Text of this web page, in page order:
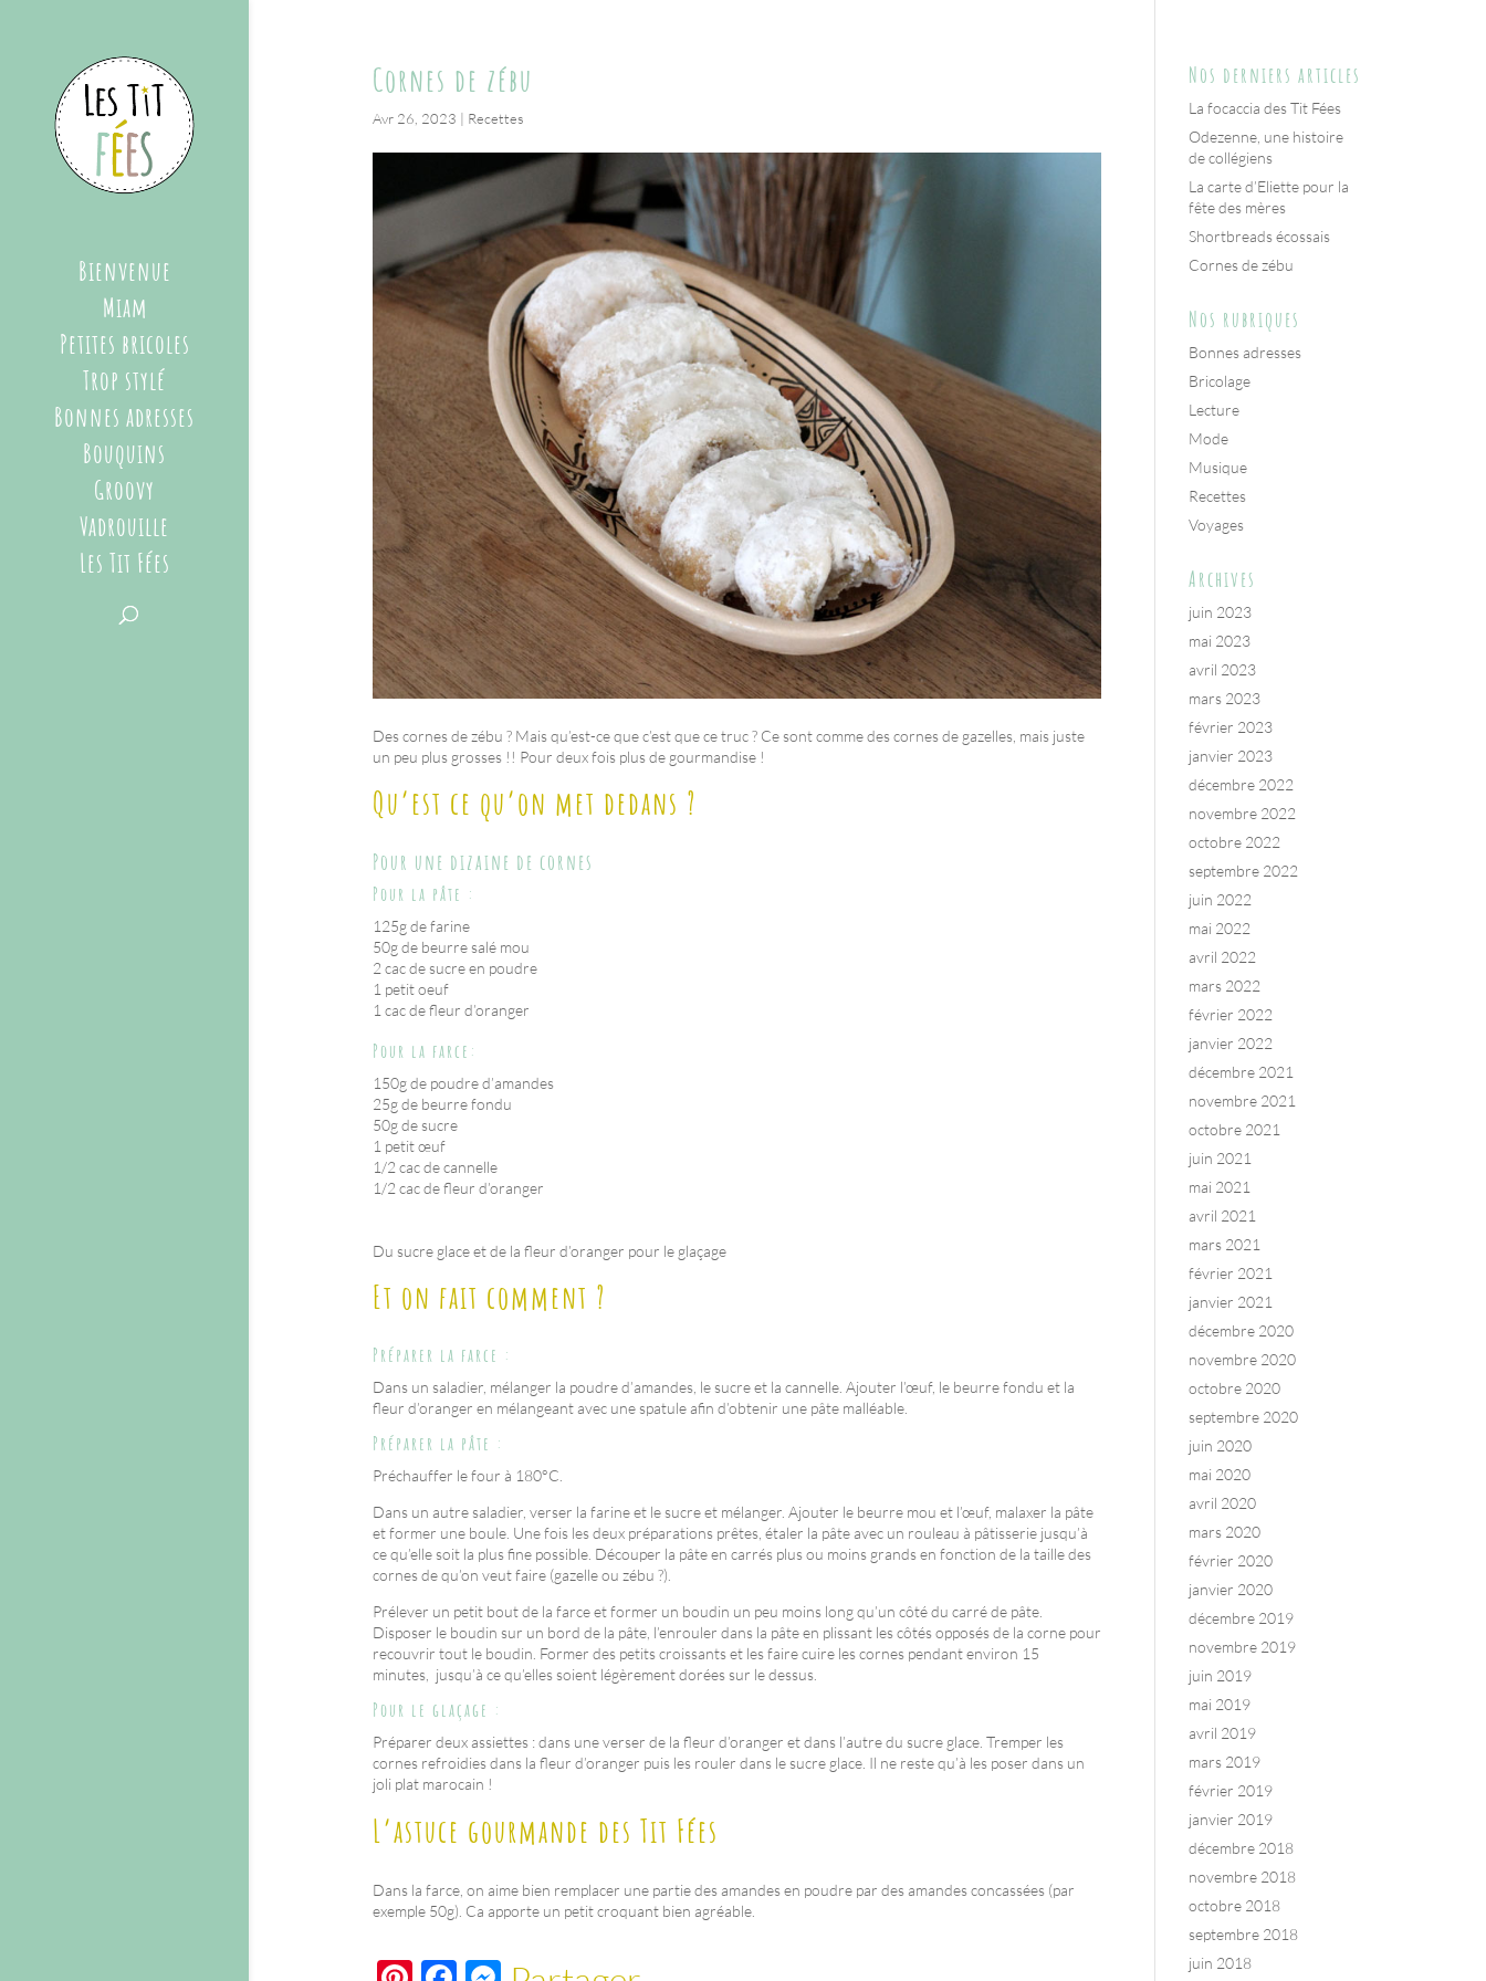
Bienvenue
Miam
Petites bricoles
Trop stylé
Bonnes adresses
Bouquins
Groovy
Vadrouille
Les Tit Fées
Cornes de zébu
Avr 26, 2023 | Recettes
Des cornes de zébu ? Mais qu’est-ce que c’est que ce truc ? Ce sont comme des cornes de gazelles, mais juste
un peu plus grosses !! Pour deux fois plus de gourmandise !
Qu’est ce qu’on met dedans ?
Pour une dizaine de cornes
Pour la pâte :
125g de farine
50g de beurre salé mou
2 cac de sucre en poudre
1 petit oeuf
1 cac de fleur d’oranger
Pour la farce:
150g de poudre d’amandes
25g de beurre fondu
50g de sucre
1 petit œuf
1/2 cac de cannelle
1/2 cac de fleur d’oranger
Du sucre glace et de la fleur d’oranger pour le glaçage
Et on fait comment ?
Préparer la farce :
Dans un saladier, mélanger la poudre d’amandes, le sucre et la cannelle. Ajouter l’œuf, le beurre fondu et la
fleur d’oranger en mélangeant avec une spatule afin d’obtenir une pâte malléable.
Préparer la pâte :
Préchauffer le four à 180°C.
Dans un autre saladier, verser la farine et le sucre et mélanger. Ajouter le beurre mou et l’œuf, malaxer la pâte
et former une boule. Une fois les deux préparations prêtes, étaler la pâte avec un rouleau à pâtisserie jusqu’à
ce qu’elle soit la plus fine possible. Découper la pâte en carrés plus ou moins grands en fonction de la taille des
cornes de qu’on veut faire (gazelle ou zébu ?).
Prélever un petit bout de la farce et former un boudin un peu moins long qu’un côté du carré de pâte.
Disposer le boudin sur un bord de la pâte, l’enrouler dans la pâte en plissant les côtés opposés de la corne pour
recouvrir tout le boudin. Former des petits croissants et les faire cuire les cornes pendant environ 15
minutes, jusqu’à ce qu’elles soient légèrement dorées sur le dessus.
Pour le glaçage :
Préparer deux assiettes : dans une verser de la fleur d’oranger et dans l’autre du sucre glace. Tremper les
cornes refroidies dans la fleur d’oranger puis les rouler dans le sucre glace. Il ne reste qu’à les poser dans un
joli plat marocain !
L’astuce gourmande des Tit Fées
Dans la farce, on aime bien remplacer une partie des amandes en poudre par des amandes concassées (par
exemple 50g). Ca apporte un petit croquant bien agréable.
Nos derniers articles
La focaccia des Tit Fées
Odezenne, une histoire
de collégiens
La carte d’Eliette pour la
fête des mères
Shortbreads écossais
Cornes de zébu
Nos rubriques
Bonnes adresses
Bricolage
Lecture
Mode
Musique
Recettes
Voyages
Archives
juin 2023
mai 2023
avril 2023
mars 2023
février 2023
janvier 2023
décembre 2022
novembre 2022
octobre 2022
septembre 2022
juin 2022
mai 2022
avril 2022
mars 2022
février 2022
janvier 2022
décembre 2021
novembre 2021
octobre 2021
juin 2021
mai 2021
avril 2021
mars 2021
février 2021
janvier 2021
décembre 2020
novembre 2020
octobre 2020
septembre 2020
juin 2020
mai 2020
avril 2020
mars 2020
février 2020
janvier 2020
décembre 2019
novembre 2019
juin 2019
mai 2019
avril 2019
mars 2019
février 2019
janvier 2019
décembre 2018
novembre 2018
octobre 2018
septembre 2018
juin 2018